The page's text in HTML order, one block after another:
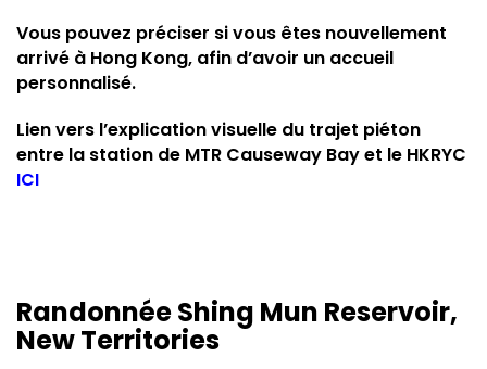
Vous pouvez préciser si vous êtes nouvellement
arrivé à Hong Kong, afin d’avoir un accueil
personnalisé.
Lien vers l’explication visuelle du trajet piéton
entre la station de MTR Causeway Bay et le HKRYC
ICI
Randonnée Shing Mun Reservoir,
New Territories